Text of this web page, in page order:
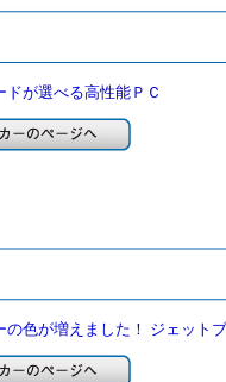
ドが選べる高性能ＰＣ
の色が増えました！ ジェット